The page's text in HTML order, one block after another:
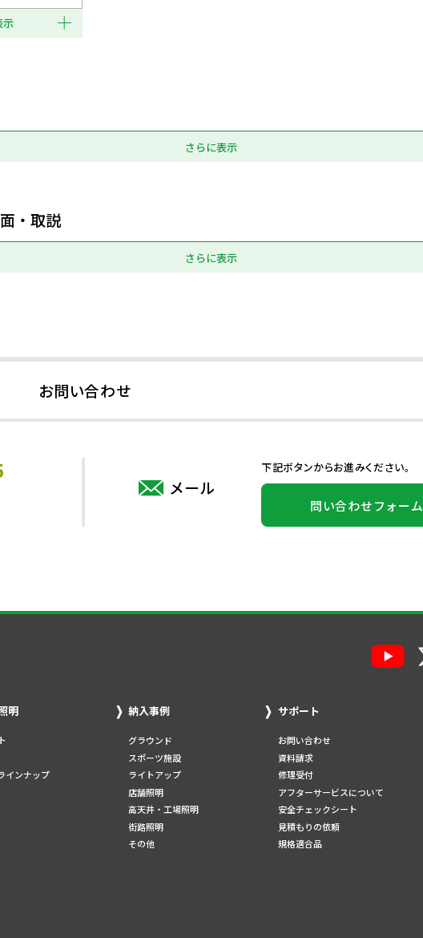
示
さらに表示
・取説
さらに表示
お問い合わせ
メール
下記ボタンからお進みください。
問い合わせフォーム
明
インナップ
納入事例
グラウンド
スポーツ施設
ライトアップ
店舗照明
高天井・工場照明
街路照明
その他
サポート
お問い合わせ
資料請求
修理受付
アフターサービスについて
安全チェックシート
見積もりの依頼
規格適合品